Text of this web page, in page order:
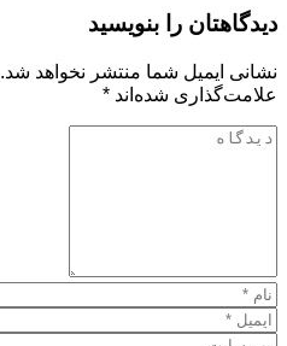
دیدگاهتان را بنویسید
نشانی ایمیل شما منتشر نخواهد شد.
علامت‌گذاری شده‌اند *